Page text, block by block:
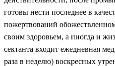
готовы нести последнее в
пожертвований
своим здоровьем, а иногда и
сектанта входит ежедневная
раза в неделю) воскресных